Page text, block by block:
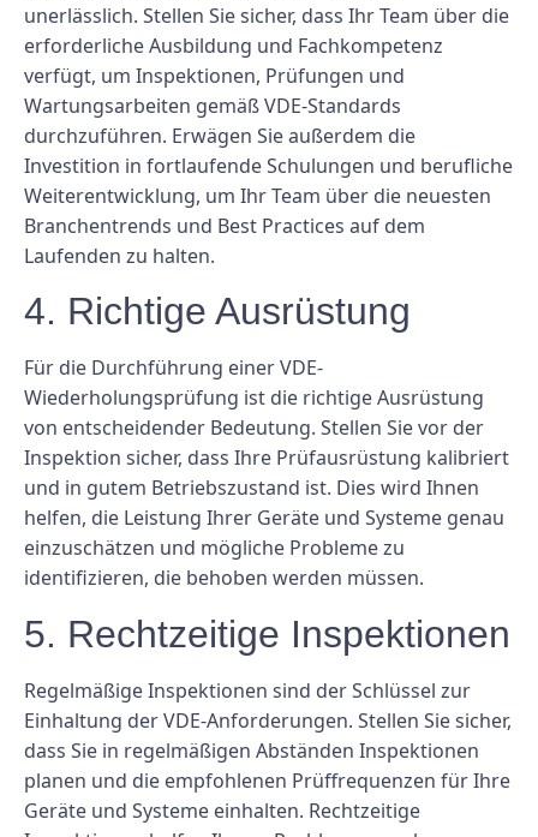
unerlässlich. Stellen Sie sicher, dass Ihr Team über die
erforderliche Ausbildung und Fachkompetenz
verfügt, um Inspektionen, Prüfungen und
Wartungsarbeiten gemäß VDE-Standards
durchzuführen. Erwägen Sie außerdem die
Investition in fortlaufende Schulungen und berufliche
Weiterentwicklung, um Ihr Team über die neuesten
Branchentrends und Best Practices auf dem
Laufenden zu halten.
4. Richtige Ausrüstung
Für die Durchführung einer VDE-
Wiederholungsprüfung ist die richtige Ausrüstung
von entscheidender Bedeutung. Stellen Sie vor der
Inspektion sicher, dass Ihre Prüfausrüstung kalibriert
und in gutem Betriebszustand ist. Dies wird Ihnen
helfen, die Leistung Ihrer Geräte und Systeme genau
einzuschätzen und mögliche Probleme zu
identifizieren, die behoben werden müssen.
5. Rechtzeitige Inspektionen
Regelmäßige Inspektionen sind der Schlüssel zur
Einhaltung der VDE-Anforderungen. Stellen Sie sicher,
dass Sie in regelmäßigen Abständen Inspektionen
planen und die empfohlenen Prüffrequenzen für Ihre
Geräte und Systeme einhalten. Rechtzeitige